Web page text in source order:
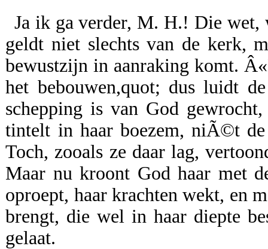
Ja ik ga verder, M. H.! Die wet,
geldt niet slechts van de kerk,
bewustzijn in aanraking komt.
het bebouwen,quot; dus luidt
schepping is van God
tintelt in haar boezem, niÃ©t
Toch, zooals ze daar lag,
Maar nu kroont God haar met
oproept, haar krachten wekt, en
brengt, die wel in haar diepte
gelaat.